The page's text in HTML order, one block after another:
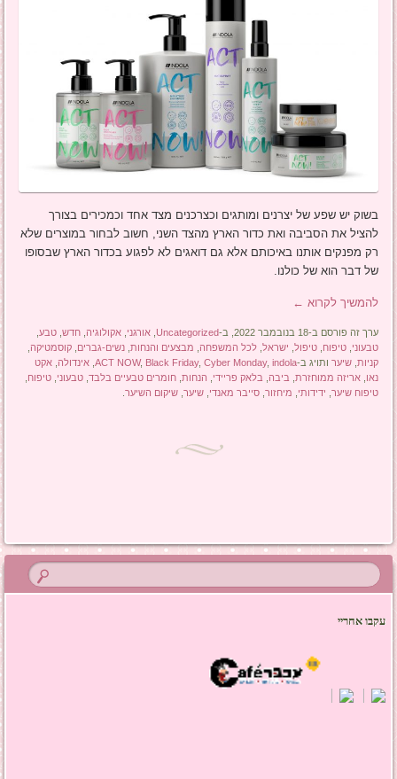
בשוק יש שפע של יצרנים ומותגים וכצרכנים מצד אחד וכמכירים בצורך
להציל את הסביבה ואת כדור הארץ מהצד השני, חשוב לבחור במוצרים שלא
רק מפנקים אותנו באיכותם אלא גם דואגים לא לפגוע בכדור הארץ שבסופו
של דבר הוא של כולנו.
להמשיך לקרוא ←
ערך זה פורסם ב-18 בנובמבר 2022, ב- Uncategorized
,אורגני ,אקולוגיה ,חדש ,טבע
טבעוני ,טיפוח ,טיפול ישראל ,לכל המשפחה מבצעים והנחות ,נשים-גברים ,קוסמטיקה
קניות ,שיער ותויג ב- ACT NOW, Black Friday, Cyber Monday, indola
,אינדולה ,אקט
נאו ,אריזה ממוחזרת ביבה בלאק פריידי הנחות ,חומרים טבעיים בלבד ,טבעוני ,טיפוח
טיפוח שיער ידידותי מיחזור ,סייבר מאנדי ,שיער ,שיקום השיער
עקבו אחריי